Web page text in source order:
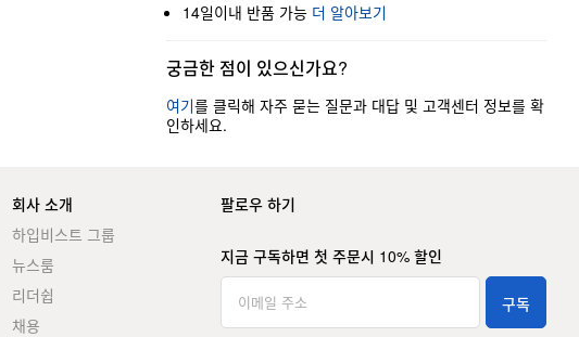
14일이내 반품 가능 더 알아보기
궁금한 점이 있으신가요?
여기를 클릭해 자주 묻는 질문과 대답 및 고객센터 정보를 확
인하세요.
회사 소개
하입비스트 그룹
뉴스룸
리더쉽
채용
팔로우 하기
지금 구독하면 첫 주문시 10% 할인
구독